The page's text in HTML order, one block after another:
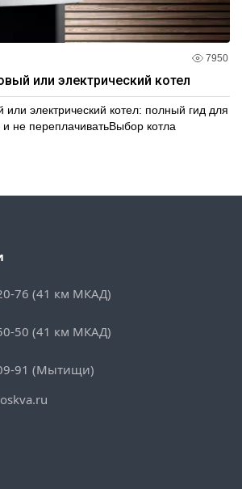
7950
или электрический котел
или электрический котел: полный гид для
и не переплачиватьВыбор котла
76 (41 км МКАД)
50 (41 км МКАД)
91 (Мытищи)